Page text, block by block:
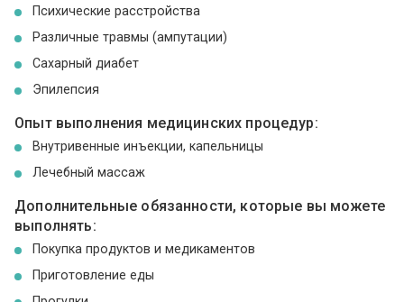
Психические расстройства
Различные травмы (ампутации)
Сахарный диабет
Эпилепсия
Опыт выполнения медицинских процедур:
Внутривенные инъекции, капельницы
Лечебный массаж
Дополнительные обязанности, которые вы можете
выполнять:
Покупка продуктов и медикаментов
Приготовление еды